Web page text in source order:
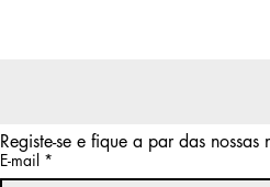
Registe-se e fique a par das nossas
E-mail *